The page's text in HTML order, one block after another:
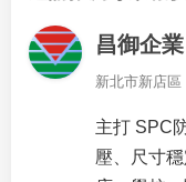
昌御企業
新北市新店區
主打 SPC
壓、尺寸